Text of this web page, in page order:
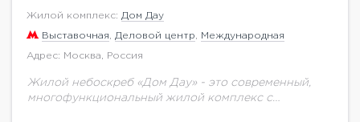
Жилой комплекс: Дом Дау
Выставочная Деловой центр Международная
Адрес: Москва, Россия
Жилой небоскреб «Дом Дау» - это современный,
многофункциональный жилой комплекс с